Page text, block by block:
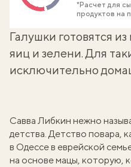
*Расчет для
продуктов на
Галушки готовятся
яиц и зелени. Для
исключительно
Савва Либкин нежно
детства. Детство повара,
в Одессе в еврейской
на основе мацы, которую,